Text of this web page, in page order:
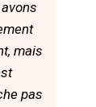
mais
pas